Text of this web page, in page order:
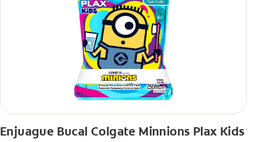
Enjuague Bucal Colgate Minnions Plax Kids